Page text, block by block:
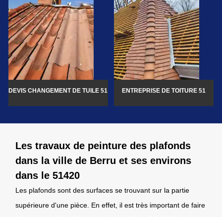
DEVIS CHANGEMENT DE TUILE 51 ENTREPRISE DE TOITURE 51
Les travaux de peinture des plafonds
dans la ville de Berru et ses environs
dans le 51420
Les plafonds sont des surfaces se trouvant sur la partie
supérieure d'une pièce. En effet, il est très important de faire